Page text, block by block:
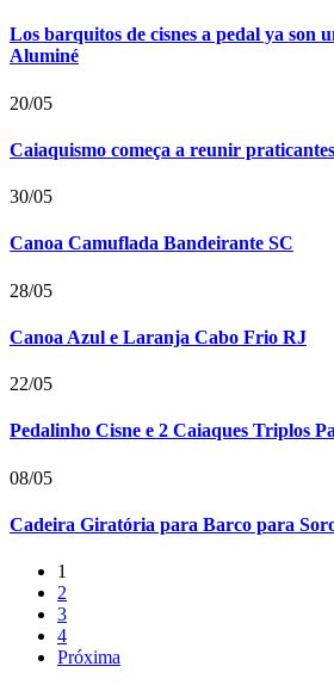
Los barquitos de cisnes a pedal ya son
Aluminé
20/05
Caiaquismo começa a reunir
30/05
Canoa Camuflada Bandeirante SC
28/05
Canoa Azul e Laranja Cabo Frio RJ
22/05
Pedalinho Cisne e 2 Caiaques Triplos
08/05
Cadeira Giratória para Barco para
1
2
3
4
Próxima